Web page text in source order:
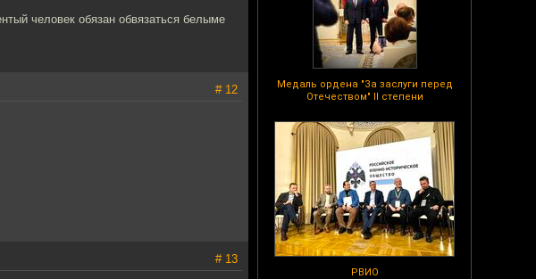
Медаль ордена "За заслуги перед
Отечеством" II степени
РВИО
человек обязан обвязаться белыме
# 12
# 13